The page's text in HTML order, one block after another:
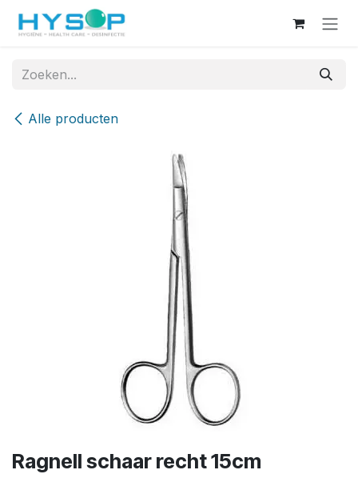
Overslaan naar inhoud
Alle producten
Ragnell schaar recht 15cm